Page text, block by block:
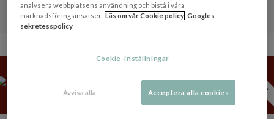
ENDAST IDAG: 24% RABATT PÅ ALLT!*
EXPIRED
PASSA PÅ!
JULKLAPPSTIPS >>
analysera webbplatsens användning och bistå i våra
marknadsföringsinsatser. Läs om vår Cookie policy Googles
sekretesspolicy
Cookie-inställningar
Avvisa alla Acceptera alla cookies